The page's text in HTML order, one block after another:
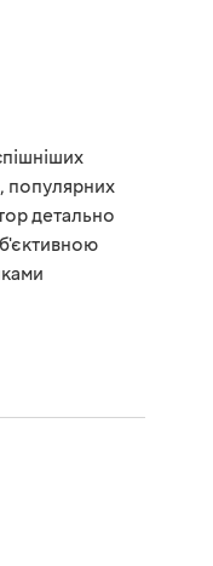
популярних
детально